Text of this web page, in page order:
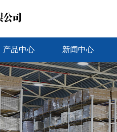
产品中心 新闻中心